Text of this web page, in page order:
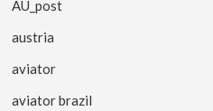
AU_post
austria
aviator
aviator brazil